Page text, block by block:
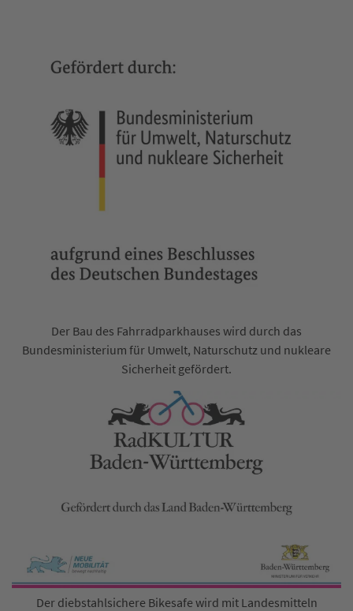
Der Bau des Fahrradparkhauses wird durch das
Bundesministerium für Umwelt, Naturschutz und nukleare
Sicherheit gefördert.
Der diebstahlsichere Bikesafe wird mit Landesmitteln